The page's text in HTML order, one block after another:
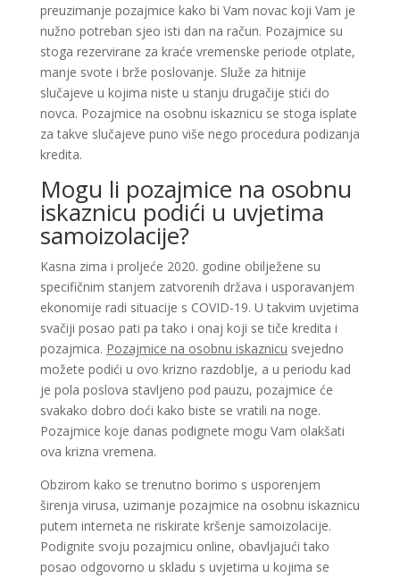
preuzimanje pozajmice kako bi Vam novac koji Vam je
nužno potreban sjeo isti dan na račun. Pozajmice su
stoga rezervirane za kraće vremenske periode otplate,
manje svote i brže poslovanje. Služe za hitnije
slučajeve u kojima niste u stanju drugačije stići do
novca. Pozajmice na osobnu iskaznicu se stoga isplate
za takve slučajeve puno više nego procedura podizanja
kredita.
Mogu li pozajmice na osobnu
iskaznicu podići u uvjetima
samoizolacije?
Kasna zima i proljeće 2020. godine obilježene su
specifičnim stanjem zatvorenih država i usporavanjem
ekonomije radi situacije s COVID-19. U takvim uvjetima
svačiji posao pati pa tako i onaj koji se tiče kredita i
pozajmica. Pozajmice na osobnu iskaznicu svejedno
možete podići u ovo krizno razdoblje, a u periodu kad
je pola poslova stavljeno pod pauzu, pozajmice će
svakako dobro doći kako biste se vratili na noge.
Pozajmice koje danas podignete mogu Vam olakšati
ova krizna vremena.
Obzirom kako se trenutno borimo s usporenjem
širenja virusa, uzimanje pozajmice na osobnu iskaznicu
putem interneta ne riskirate kršenje samoizolacije.
Podignite svoju pozajmicu online, obavljajući tako
posao odgovorno u skladu s uvjetima u kojima se